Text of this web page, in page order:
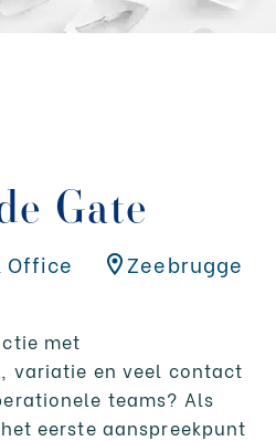
Gate
Office
Zeebrugge
DIRECT
met
variatie en veel contact
teams? Als
eerste aanspreekpunt